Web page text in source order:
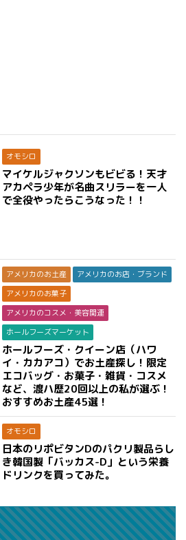
オモシロ
マイケルジャクソンもビビる！天才
アカペラ少年が名曲スリラーを一人
で全役やったらこうなった！！
アメリカのお土産
アメリカのお店・ブランド
アメリカのお菓子
アメリカのコスメ・美容関連
ホールフーズマーケット
ホールフーズ・クイーン店（ハワ
イ・カカアコ）でお土産探し！限定
エコバッグ・お菓子・雑貨・コスメ
など、渡ハ歴20回以上の私が選ぶ！
おすすめお土産45選！
オモシロ
日本のリポビタンDのパクリ製品らし
き韓国製「バッカス-D」という栄養
ドリンクを買ってみた。